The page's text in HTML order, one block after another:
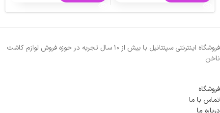
فروشگاه اینترنتی سپنتانیل با بیش از ۱۰ سال تجربه در حوزه فروش لوازم کاشت
ناخن
فروشگاه
تماس با ما
درباره ما